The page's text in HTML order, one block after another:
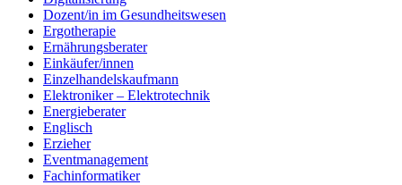
Dozent/in im Gesundheitswesen
Ergotherapie
Ernährungsberater
Einkäufer/innen
Einzelhandelskaufmann
Elektroniker – Elektrotechnik
Energieberater
Englisch
Erzieher
Eventmanagement
Fachinformatiker